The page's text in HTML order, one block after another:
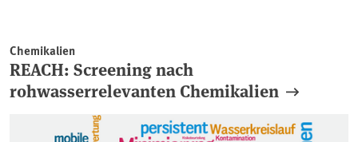
Chemikalien
REACH: Screening nach
rohwasserrelevanten Chemikalien